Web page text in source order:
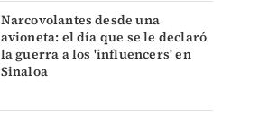
Narcovolantes desde una
avioneta: el día que se le declaró
la guerra a los 'influencers' en
Sinaloa